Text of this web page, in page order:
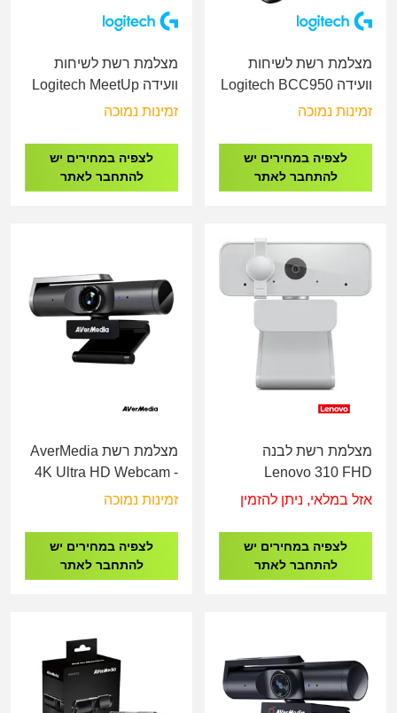
מצלמת רשת לשיחות
וועידה Logitech BCC950
All-In-One Webcam and
זמינות נמוכה
לצפיה במחירים יש
להתחבר לאתר
מצלמת רשת לשיחות
וועידה Logitech MeetUp
Video Conference
זמינות נמוכה
לצפיה במחירים יש
להתחבר לאתר
מצלמת רשת לבנה
Lenovo 310 FHD
Webcam White -
אזל במלאי, ניתן להזמין
לצפיה במחירים יש
להתחבר לאתר
מצלמת רשת AverMedia
4K Ultra HD Webcam -
PW515
זמינות נמוכה
לצפיה במחירים יש
להתחבר לאתר